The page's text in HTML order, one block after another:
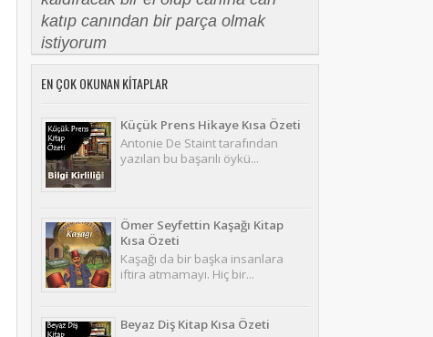
katıp canından bir parça olmak
istiyorum
EN ÇOK OKUNAN KITAPLAR
Küçük Prens Hikaye Kısa Özeti
Antonie De Staint tarafından
yazılan bu başarılı öykü...
Ömer Seyfettin Kaşağı Kitap
Kısa Özeti
Kaşağı da bir başka insanlara
iftira atmamayı. Hiç bir...
Beyaz Diş Kitap Kısa Özeti